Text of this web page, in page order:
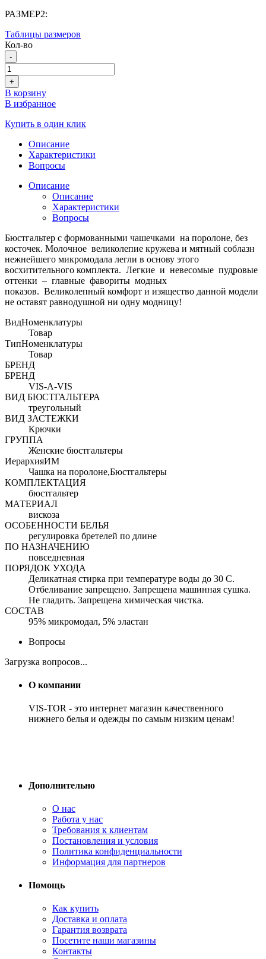
РАЗМЕР2:
Таблицы размеров
Кол-во
-
+
В корзину
В избранное
Купить в один клик
Описание
Характеристики
Вопросы
Описание
Описание
Характеристики
Вопросы
Бюстгальтер с формованными чашечками на поролоне, без
косточек. Молочное великолепие кружева и мятный соблазн
нежнейшего микромодала легли в основу этого
восхитительного комплекта. Легкие и невесомые пудровые
оттенки – главные фавориты модных
показов. Великолепный комфорт и изящество данной модели
не оставят равнодушной ни одну модницу!
ВидНоменклатуры
Товар
ТипНоменклатуры
Товар
БРЕНД
БРЕНД
VIS-A-VIS
ВИД БЮСТГАЛЬТЕРА
треугольный
ВИД ЗАСТЕЖКИ
Крючки
ГРУППА
Женские бюстгальтеры
ИерархияИМ
Чашка на поролоне,Бюстгальтеры
КОМПЛЕКТАЦИЯ
бюстгальтер
МАТЕРИАЛ
вискоза
ОСОБЕННОСТИ БЕЛЬЯ
регулировка бретелей по длине
ПО НАЗНАЧЕНИЮ
повседневная
ПОРЯДОК УХОДА
Деликатная стирка при температуре воды до 30 С.
Отбеливание запрещено. Запрещена машинная сушка.
Не гладить. Запрещена химическая чистка.
СОСТАВ
95% микромодал, 5% эластан
Вопросы
Загрузка вопросов...
О компании
VIS-TOR - это интернет магазин качественного
нижнего белья и одежды по самым низким ценам!
Дополнительно
О нас
Работа у нас
Требования к клиентам
Постановления и условия
Политика конфиденциальности
Информация для партнеров
Помощь
Как купить
Доставка и оплата
Гарантия возврата
Посетите наши магазины
Контакты